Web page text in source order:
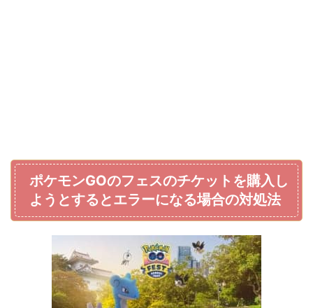
ポケモンGOのフェスのチケットを購入し
ようとするとエラーになる場合の対処法